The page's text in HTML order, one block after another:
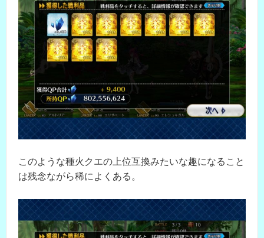
このような種火クエの上位互換みたいな趣になること
は残念ながら稀によくある。